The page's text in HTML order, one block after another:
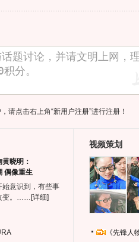
请点击右上角“新用户注册”进行注册！
晓明：
偶像重生
始意识到，有些事
变。…… [详细]
视频策划
《先锋